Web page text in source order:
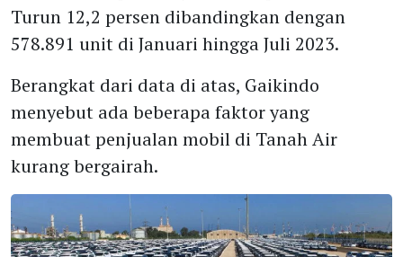
Turun 12,2 persen dibandingkan dengan
578.891 unit di Januari hingga Juli 2023.
Berangkat dari data di atas, Gaikindo
menyebut ada beberapa faktor yang
membuat penjualan mobil di Tanah Air
kurang bergairah.